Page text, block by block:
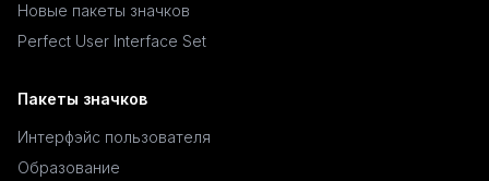
Новые пакеты значков
Perfect User Interface Set
Пакеты значков
Интерфэйс пользователя
Образование